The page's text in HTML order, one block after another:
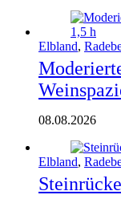
Elbland,
08.08.2026
Elbland,